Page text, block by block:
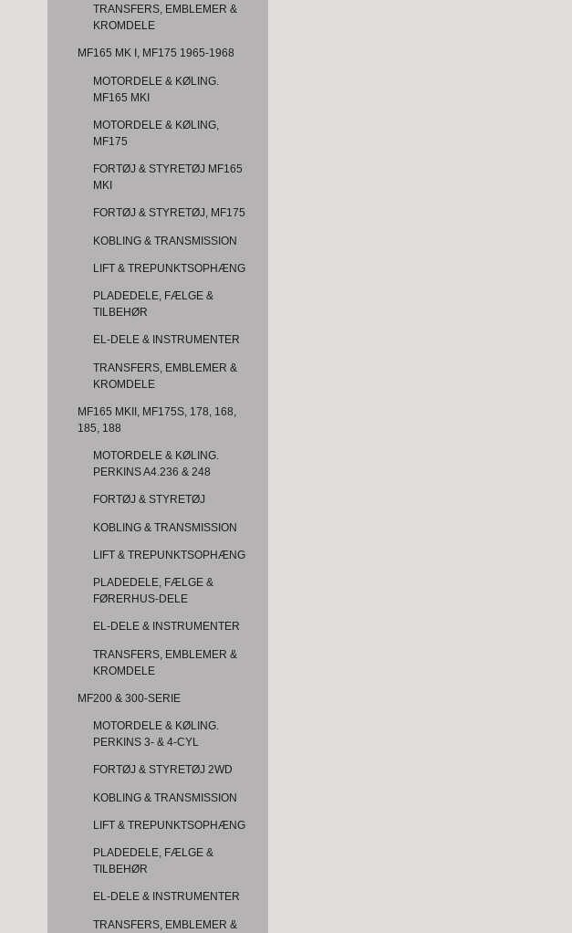
TRANSFERS, EMBLEMER &
KROMDELE
MF165 MK I, MF175 1965-1968
MOTORDELE & KØLING.
MF165 MKI
MOTORDELE & KØLING,
MF175
FORTØJ & STYRETØJ MF165
MKI
FORTØJ & STYRETØJ, MF175
KOBLING & TRANSMISSION
LIFT & TREPUNKTSOPHÆNG
PLADEDELE, FÆLGE &
TILBEHØR
EL-DELE & INSTRUMENTER
TRANSFERS, EMBLEMER &
KROMDELE
MF165 MKII, MF175S, 178, 168,
185, 188
MOTORDELE & KØLING.
PERKINS A4.236 & 248
FORTØJ & STYRETØJ
KOBLING & TRANSMISSION
LIFT & TREPUNKTSOPHÆNG
PLADEDELE, FÆLGE &
FØRERHUS-DELE
EL-DELE & INSTRUMENTER
TRANSFERS, EMBLEMER &
KROMDELE
MF200 & 300-SERIE
MOTORDELE & KØLING.
PERKINS 3- & 4-CYL
FORTØJ & STYRETØJ 2WD
KOBLING & TRANSMISSION
LIFT & TREPUNKTSOPHÆNG
PLADEDELE, FÆLGE &
TILBEHØR
EL-DELE & INSTRUMENTER
TRANSFERS, EMBLEMER &